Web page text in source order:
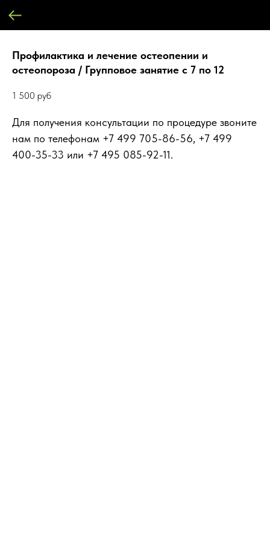
Профилактика и лечение остеопении и
остеопороза / Групповое занятие с 7 по 12
1 500 руб
Для получения консультации по процедуре звоните
нам по телефонам +7 499 705-86-56, +7 499
400-35-33 или +7 495 085-92-11.